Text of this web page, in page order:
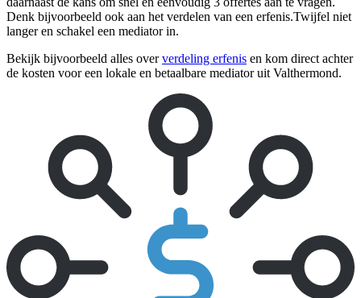
Denk bijvoorbeeld ook aan het verdelen van een erfenis.Twijfel niet
langer en schakel een mediator in.
Bekijk bijvoorbeeld alles oververdeling erfenis en kom direct achter
de kosten voor een lokale en betaalbare mediator uit Valthermond.